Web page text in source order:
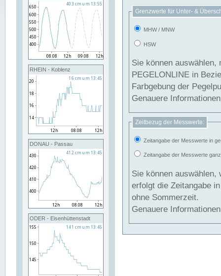
RHEIN - Koblenz
DONAU - Passau
ODER - Eisenhüttenstadt
Grenzwerte für Unter- &
MHW / MNW
HSW
Sie können
PEGELONLINE in Beziehung
Farbgebung der
Genauere
Zeitbezug der Messwerte:
Zeitangabe der Messwerte in
Zeitangabe der Messwerte
Sie können auswählen,
erfolgt die Zeitangabe
ohne Sommerzeit.
Genauere